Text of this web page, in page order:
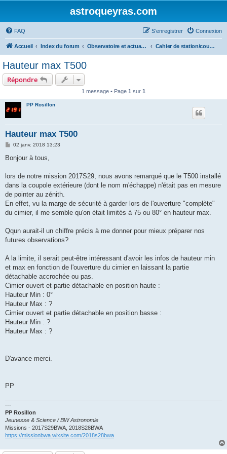
astroqueyras.com
FAQ Connexion
S’enregistrer
Accueil Index du forum Observatoire et actualités AstroQueyras Cahier de station/coupoles
Hauteur max T500
Répondre
1 message • Page 1 sur 1
PP Rosillon
Hauteur max T500
M
s
g
02 janv. 2018 13:23
Bonjour à tous,
lors de notre mission 2017S29, nous avons remarqué que le T500 installé
dans la coupole extérieure (dont le nom m'échappe) n'était pas en mesure
de pointer au zénith.
En effet, vu la marge de sécurité à garder lors de l'ouverture "complète"
du cimier, il me semble qu'on était limités à 75 ou 80° en hauteur max.
Qqun aurait-il un chiffre précis à me donner pour mieux préparer nos
futures observations?
A la limite, il serait peut-être intéressant d'avoir les infos de hauteur min
et max en fonction de l'ouverture du cimier en laissant la partie
détachable accrochée ou pas.
Cimier ouvert et partie détachable en position haute :
Hauteur Min : 0°
Hauteur Max : ?
Cimier ouvert et partie détachable en position basse :
Hauteur Min : ?
Hauteur Max : ?
D'avance merci.
PP
---
PP Rosillon
Jeunesse & Science / BW Astronomie
Missions - 2017S29BWA, 2018S28BWA
https://missionbwa.wixsite.com/2018s28bwa